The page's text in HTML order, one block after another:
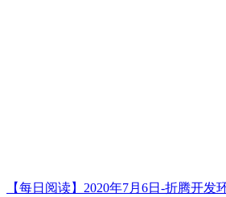
【每日阅读】2020年7月6日-折腾开发